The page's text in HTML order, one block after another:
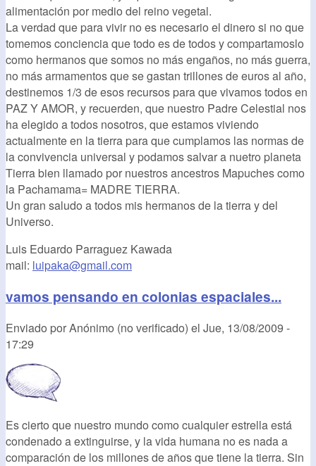
alimentación por medio del reino vegetal.
La verdad que para vivir no es necesario el dinero si no que
tomemos conciencia que todo es de todos y compartamoslo
como hermanos que somos no más engaños, no más guerra,
no más armamentos que se gastan trillones de euros al año,
destinemos 1/3 de esos recursos para que vivamos todos en
PAZ Y AMOR, y recuerden, que nuestro Padre Celestial nos
ha elegido a todos nosotros, que estamos viviendo
actualmente en la tierra para que cumplamos las normas de
la convivencia universal y podamos salvar a nuetro planeta
Tierra bien llamado por nuestros ancestros Mapuches como
la Pachamama= MADRE TIERRA.
Un gran saludo a todos mis hermanos de la tierra y del
Universo.
Luis Eduardo Parraguez Kawada
mail: luipaka@gmail.com
vamos pensando en colonias espaciales...
Enviado porAnónimo (no verificado) el Jue, 13/08/2009 -
17:29
Es cierto que nuestro mundo como cualquier estrella está
condenado a extinguirse, y la vida humana no es nada a
comparación de los millones de años que tiene la tierra. Sin